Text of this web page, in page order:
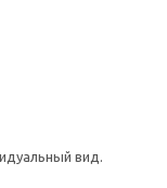
вид.